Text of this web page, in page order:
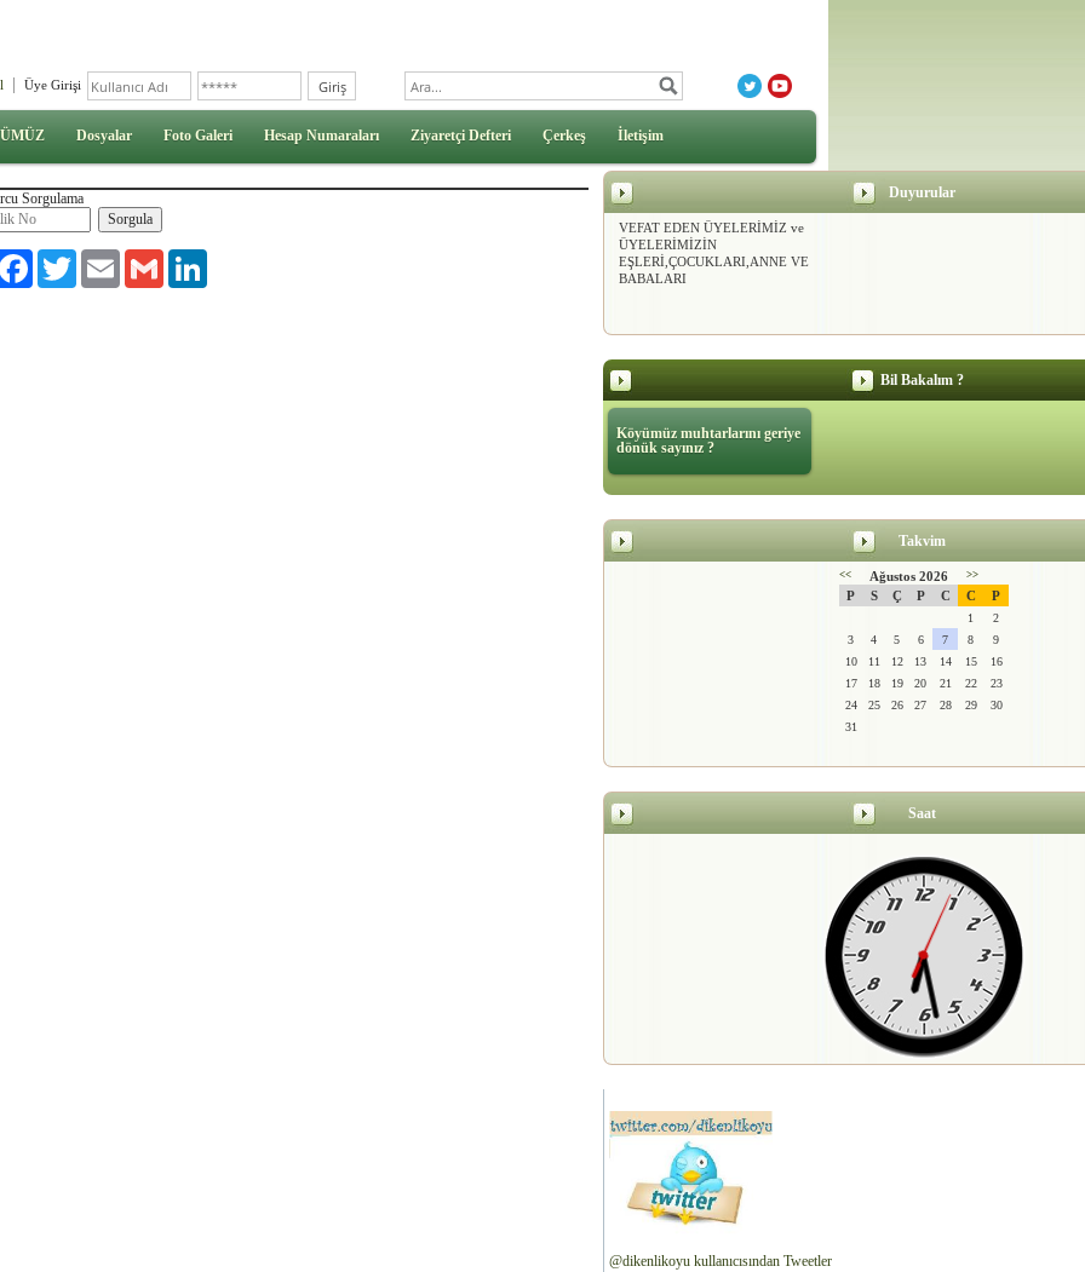
Üye Girişi
Dosyalar Foto Galeri Hesap Numaraları Ziyaretçi Defteri Çerkeş İletişim
Sorgulama
FacebookTwitter Email Gmail
Duyurular
DERNEĞİMİZ
KURULDUĞUNDAN BU GÜNE
VEFAT EDEN ÜYELERİMİZ ve
ÜYELERİMİZİN
EŞLERİ,ÇOCUKLARI,ANNE VE
BABALARI
Bil Bakalım ?
Köyümüz muhtarlarını geriye
dönük sayınız ?
Takvim
<< Ağustos 2026 >>
P S Ç P C C P
1
2
3
4 5 6 7 8
9
10
11 12 13 14 15
16
17
18 19 20 21 22
23
24
25 26 27 28 29
30
31
Saat
@dikenlikoyu kullanıcısından Tweetler